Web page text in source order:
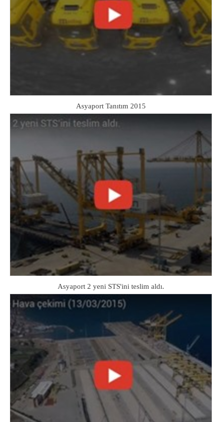
Asyaport Tanıtım 2015
Asyaport 2 yeni STS'ini teslim aldı.